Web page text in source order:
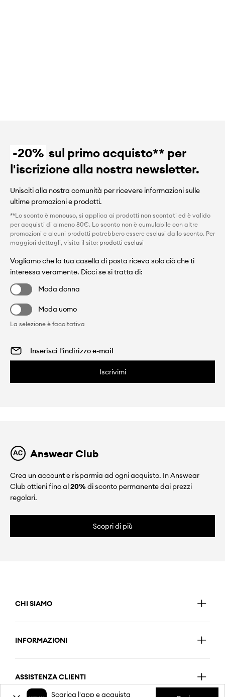
-20% sul primo acquisto** per
l'iscrizione alla nostra newsletter.
Unisciti alla nostra comunità per ricevere informazioni sulle
ultime promozioni e prodotti.
**Lo sconto è monouso, si applica ai prodotti non scontati ed è valido
per acquisti di almeno 80€. Lo sconto non è cumulabile con altre
promozioni e alcuni prodotti potrebbero essere esclusi dallo sconto. Per
maggiori dettagli, visita il sito: prodotti esclusi
Vogliamo che la tua casella di posta riceva solo ciò che ti
interessa veramente. Dicci se si tratta di:
Moda donna
Moda uomo
La selezione è facoltativa
Iscrivimi
Answear Club
Crea un account e risparmia ad ogni acquisto. In Answear
Club ottieni fino al20%di sconto permanente dai prezzi
regolari.
Scopri di più
CHI SIAMO
INFORMAZIONI
ASSISTENZA CLIENTI
Scarica l'app e acquista